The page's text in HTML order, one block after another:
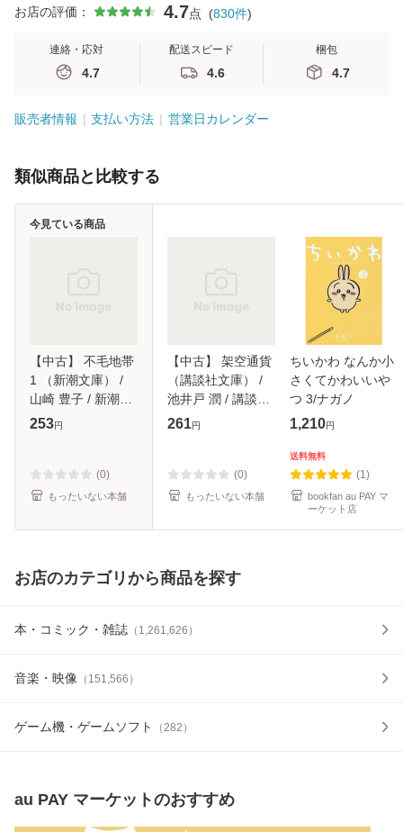
お店の評価： 4.7点 (830件)
連絡・応対
4.7
配送スピード
4.6
梱包
4.7
販売者情報 支払い方法 営業日カレンダー
類似商品と比較する
【中古】 不毛地帯
1 （新潮文庫） /
山崎 豊子 / 新潮社
[文庫]【メール便送
253円
(0)
もったいない本舗
今見ている商品
【中古】 架空通貨
（講談社文庫） /
池井戸 潤 / 講談社
[文庫]【メール便送
261円
(0)
もったいない本舗
ちいかわ なんか小
さくてかわいいや
つ 3/ナガノ
1,210円
送料無料
(1)
bookfan au PAY マ
ーケット店
お店のカテゴリから商品を探す
本・コミック・雑誌 （ 1,261,626 ）
音楽・映像 （ 151,566 ）
ゲーム機・ゲームソフト （282 ）
au PAY マーケットのおすすめ